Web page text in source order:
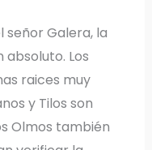
Galera, la
Los
raices muy
y Tilos son
Olmos también